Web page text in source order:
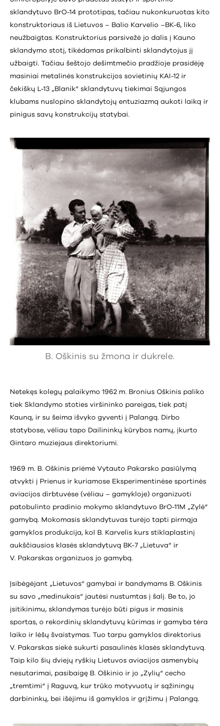
sklandytuvo BrO-14 prototipas, tačiau nukonkuruotas kito
konstruktoriaus iš Lietuvos – Balio Karvelio –BK-6, liko
neužbaigtas. Konstruktorius parsivežė jo dalis į Kauno
sklandymo stotį, tikėdamas prikalbinti sklandytojus jį
užbaigti. Tačiau šeštojo dešimtmečio pradžioje prasidėję
masiniai metalinės konstrukcijos sovietinių KAI-12 ir
čekiškų L-13 „Blanik“ sklandytuvų tiekimai Sąjungos
klubams nuslopino sklandytojų entuziazmą aukoti laiką ir
pinigus savų konstrukcijų statybai.
B. Oškinis su žmona ir dukrele.
Netekęs kolegų palaikymo 1962 m. Bronius Oškinis paliko
tiek Sklandymo stoties viršininko pareigas, tiek patį
Kauną, ir su šeima išvyko gyventi į Palangą. Dirbo
statybose, vėliau tapo Dailininkų kūrybos namų, įkurto
Gintaro muziejaus direktoriumi.
1969 m. B. Oškinis priėmė Vytauto Pakarsko pasiūlymą
atvykti į Prienus ir kuriamose Eksperimentinėse sportinės
aviacijos dirbtuvėse (vėliau – gamykloje) organizuoti
patobulinto pradinio mokymo sklandytuvo BrO-11M „Zylė“
gamybą. Mokomasis sklandytuvas turėjo tapti pirmąja
gamyklos produkcija, kol B. Karvelis kurs stiklaplastinį
aukščiausios klasės sklandytuvą BK-7 „Lietuva“ ir
V. Pakarskas organizuos jo gamybą.
Įsibėgėjant „Lietuvos“ gamybai ir bandymams B. Oškinis
su savo „medinukais“ jautėsi nustumtas į šalį. Be to, jo
įsitikinimu, sklandymas turėjo būti pigus ir masinis
sportas, o rekordinių sklandytuvų kūrimas ir gamyba tėra
laiko ir lėšų švaistymas. Tuo tarpu gamyklos direktorius
V. Pakarskas siekė sukurti pasaulinės klasės sklandytuvą.
Taip kilo šių dviejų ryškių Lietuvos aviacijos asmenybių
nesutarimai, pasibaigę B. Oškinio ir jo „Zylių“ cecho
„tremtimi“ į Raguvą, kur trūko motyvuotų ir sąžiningų
darbininkų, bei išėjimu iš gamyklos ir grįžimu į Palangą.